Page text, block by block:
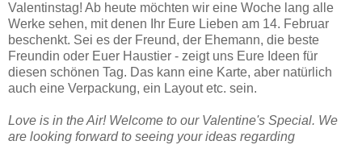
Valentinstag! Ab heute möchten wir eine Woche lang alle
Werke sehen, mit denen Ihr Eure Lieben am 14. Februar
beschenkt. Sei es der Freund, der Ehemann, die beste
Freundin oder Euer Haustier - zeigt uns Eure Ideen für
diesen schönen Tag. Das kann eine Karte, aber natürlich
auch eine Verpackung, ein Layout etc. sein.
Love is in the Air! Welcome to our Valentine's Special. We
are looking forward to seeing your ideas regarding